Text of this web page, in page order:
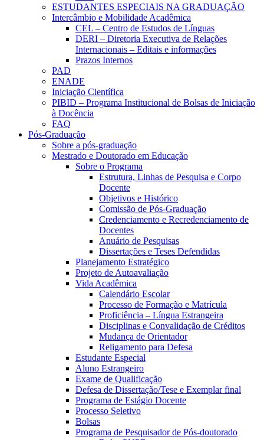
ESTUDANTES ESPECIAIS NA GRADUAÇÃO
Intercâmbio e Mobilidade Acadêmica
CEL – Centro de Estudos de Línguas
DERI – Diretoria Executiva de Relações
Internacionais – Editais e informações
Prazos Internos
PAD
ENADE
Iniciação Científica
PIBID – Programa Institucional de Bolsas de Iniciação
à Docência
FAQ
Pós-Graduação
Sobre a pós-graduação
Mestrado e Doutorado em Educação
Sobre o Programa
Estrutura, Linhas de Pesquisa e Corpo
Docente
Objetivos e Histórico
Comissão de Pós-Graduação
Credenciamento e Recredenciamento de
Docentes
Anuário de Pesquisas
Dissertações e Teses Defendidas
Planejamento Estratégico
Projeto de Autoavaliação
Vida Acadêmica
Calendário Escolar
Processo de Formação e Matrícula
Proficiência – Língua Estrangeira
Disciplinas e Convalidação de Créditos
Mudança de Orientador
Religamento para Defesa
Estudante Especial
Aluno Estrangeiro
Exame de Qualificação
Defesa de Dissertação/Tese e Exemplar final
Programa de Estágio Docente
Processo Seletivo
Bolsas
Programa de Pesquisador de Pós-doutorado